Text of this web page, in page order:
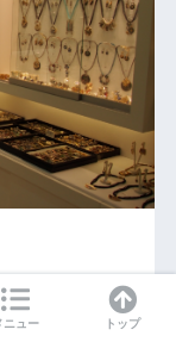
ニュー トップ